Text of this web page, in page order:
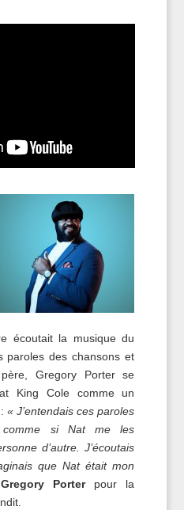
écoutait la musique du
paroles des chansons et
Gregory Porter se
King Cole comme un
:« J’entendais ces paroles
comme si Nat me les
d’autre. J’écoutais
que Nat était mon
Gregory Porterpour la